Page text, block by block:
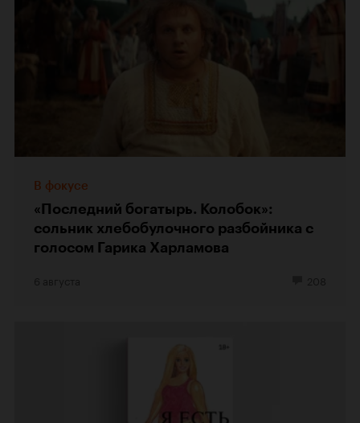
В фокусе
«Последний богатырь. Колобок»:
сольник хлебобулочного разбойника с
голосом Гарика Харламова